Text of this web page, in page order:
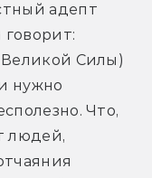
адепт
Силы)
нужно
Что,
людей,